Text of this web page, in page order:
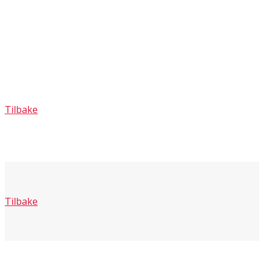
Tilbake
Tilbake